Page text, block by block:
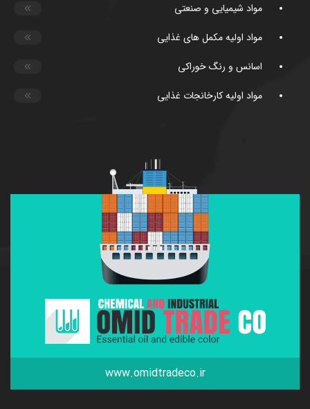
مواد شیمیایی و صنعتی
مواد اولیه مکمل های غذایی
اسانس و رنگ خوراکی
مواد اولیه کارخانجات غذایی
www.omidtradeco.ir